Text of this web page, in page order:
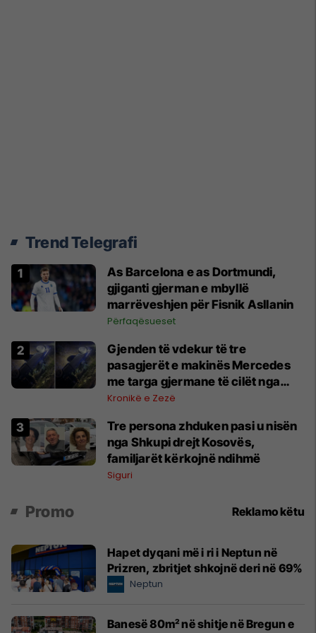
Trend Telegrafi
As Barcelona e as Dortmundi,
gjiganti gjerman e mbyllë
marrëveshjen për Fisnik Asllanin
Përfaqësueset
Gjenden të vdekur të tre
pasagjerët e makinës Mercedes
me targa gjermane të cilët nga
Shkupi u nisën drejt Kosovës
Kronikë e Zezë
Tre persona zhduken pasi u nisën
nga Shkupi drejt Kosovës,
familjarët kërkojnë ndihmë
Siguri
Promo Reklamo këtu
Hapet dyqani më i ri i Neptun në
Prizren, zbritjet shkojnë deri në 69%
Neptun
Banesë 80m² në shitje në Bregun e